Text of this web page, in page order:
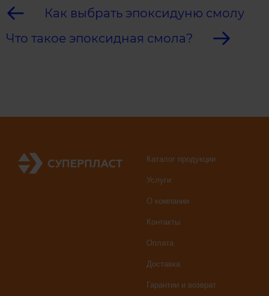
Как выбрать эпоксидуню смолу
Что такое эпоксидная смола?
Каталог продукции
Услуги
О компании
Контакты
Оплата
Доставка
Гарантии и возврат